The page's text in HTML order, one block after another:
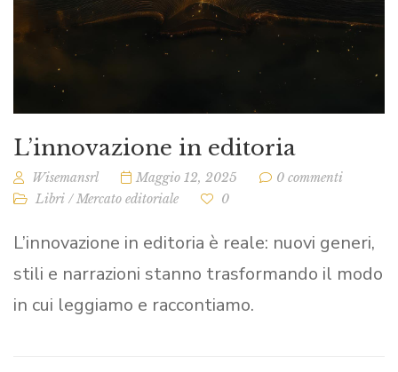
L’innovazione in editoria
Wisemansrl Maggio 12, 2025
0 commenti
Libri /Mercato editoriale 0
L’innovazione in editoria è reale: nuovi generi,
stili e narrazioni stanno trasformando il modo
in cui leggiamo e raccontiamo.